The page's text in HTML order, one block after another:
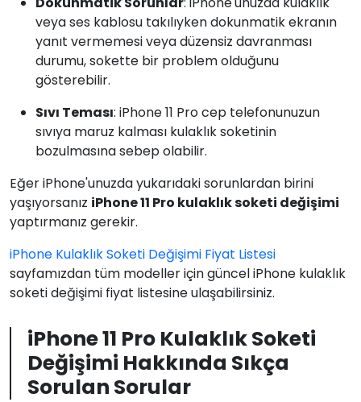
veya ses kablosu takılıyken dokunmatik ekranın
yanıt vermemesi veya düzensiz davranması
durumu, sokette bir problem olduğunu
gösterebilir.
Sıvı Teması: iPhone 11 Pro cep telefonunuzun
sıvıya maruz kalması kulaklık soketinin
bozulmasına sebep olabilir.
Eğer iPhone'unuzda yukarıdaki sorunlardan birini
yaşıyorsanız iPhone 11 Pro kulaklık soketi değişimi
yaptırmanız gerekir.
iPhone Kulaklık Soketi Değişimi Fiyat Listesi
sayfamızdan tüm modeller için güncel iPhone kulaklık
soketi değişimi fiyat listesine ulaşabilirsiniz.
iPhone 11 Pro Kulaklık Soketi
Değişimi Hakkında Sıkça
Sorulan Sorular